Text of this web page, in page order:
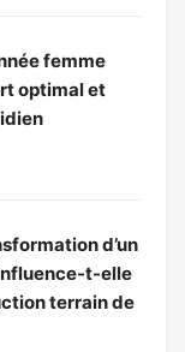
femme
optimal et
d’un
t-elle
terrain de